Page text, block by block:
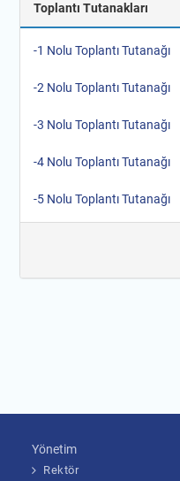
Toplantı Tutanakları
-1 Nolu Toplantı Tutanağı
-2 Nolu Toplantı Tutanağı
-3 Nolu Toplantı Tutanağı
-4 Nolu Toplantı Tutanağı
-5 Nolu Toplantı Tutanağı
Yönetim
Rektör